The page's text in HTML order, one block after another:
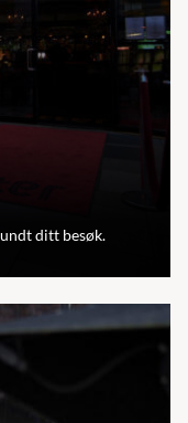
ditt besøk.